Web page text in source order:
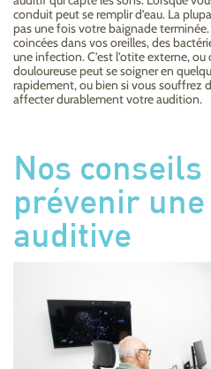
conduit peut se remplir d’eau. La
pas une fois votre baignade terminée.
coincées dans vos oreilles, des
une infection. C’est l’otite externe,
douloureuse peut se soigner en
rapidement, ou bien si vous souffrez
affecter durablement votre audition.
Nos
prévenir
auditive